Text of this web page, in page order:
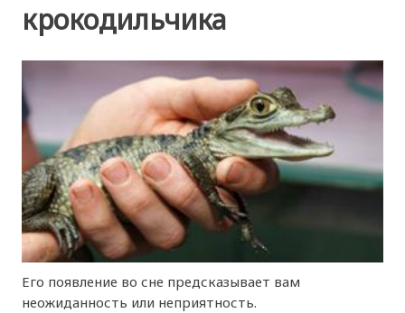
крокодильчика
Его появление во сне предсказывает вам
неожиданность или неприятность.